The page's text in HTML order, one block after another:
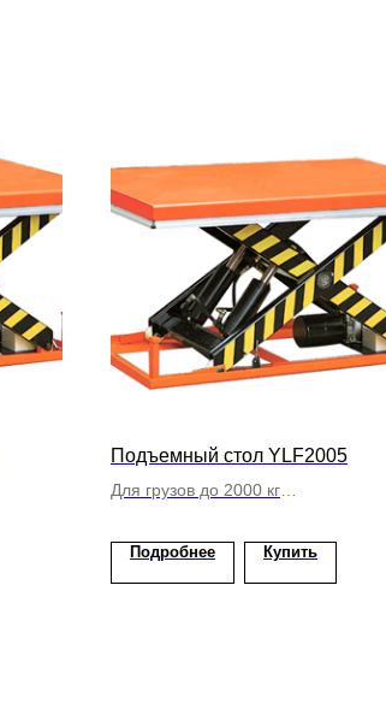
Подъемный стол YLF2005
Для грузов до 2000 кг
Одинарный ножничный подъем
Подробнее Купить